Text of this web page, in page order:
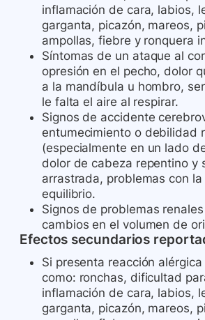
inflamación de cara, labios,
garganta, picazón, mareos,
ampollas, fiebre y ronquera
Síntomas de un ataque al
opresión en el pecho, dolor
a la mandíbula u hombro,
le falta el aire al respirar.
Signos de accidente
entumecimiento o debilidad
(especialmente en un lado
dolor de cabeza repentino y
arrastrada, problemas con la
equilibrio.
Signos de problemas
cambios en el volumen de
Efectos secundarios
Si presenta reacción
como: ronchas, dificultad
inflamación de cara, labios,
garganta, picazón, mareos,